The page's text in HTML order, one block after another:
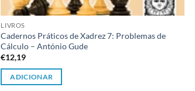
LIVROS
Cadernos Práticos de Xadrez 7: Problemas de
Cálculo – António Gude
€12,19
ADICIONAR